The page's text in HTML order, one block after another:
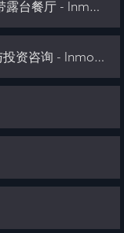
巴塞罗那餐厅转让 | 餐馆、C3执照与带露台餐厅 - Inmo Olaya
巴塞罗那购买餐厅 | 餐厅转让、出售与投资咨询 - Inmo Olaya